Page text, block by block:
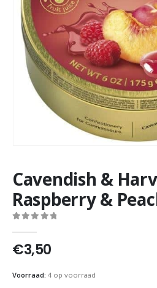
Cavendish &
Raspberry &
€3,50
Voorraad: 4 op voorraad